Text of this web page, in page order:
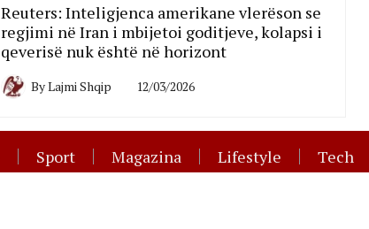
Reuters: Inteligjenca amerikane vlerëson se
regjimi në Iran i mbijetoi goditjeve, kolapsi i
qeverisë nuk është në horizont
ByLajmi Shqip 12/03/2026
Sport Magazina Lifestyle Tech